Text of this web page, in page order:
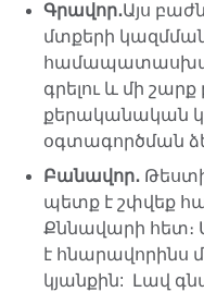
Գրավոր․Այս
մտքերի
գրելու և մի
քերականական
օգտագործման
Բանավոր․
պետք է շփվեք
Քննավարի
է հնարավորինս
կյանքին: Լավ